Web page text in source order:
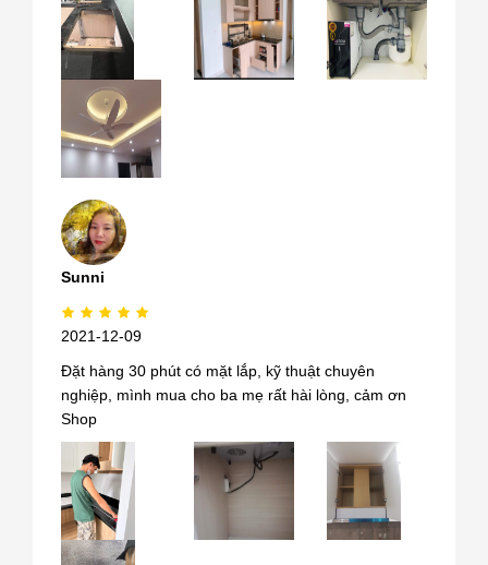
Sunni
2021-12-09
Đặt hàng 30 phút có mặt lắp, kỹ thuật chuyên
nghiệp, mình mua cho ba mẹ rất hài lòng, cảm ơn
Shop